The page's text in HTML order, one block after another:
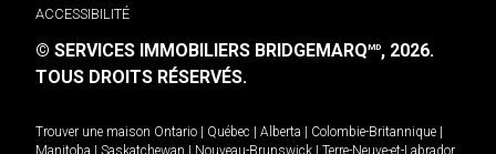
ACCESSIBILITÉ
© SERVICES IMMOBILIERS BRIDGEMARQMD, 2026.
TOUS DROITS RÉSERVÉS.
Trouver une maison Ontario Québec Alberta Colombie-Britannique
Manitoba
Saskatchewan Nouveau-Brunswick
Terre-Neuve-et-Labrador